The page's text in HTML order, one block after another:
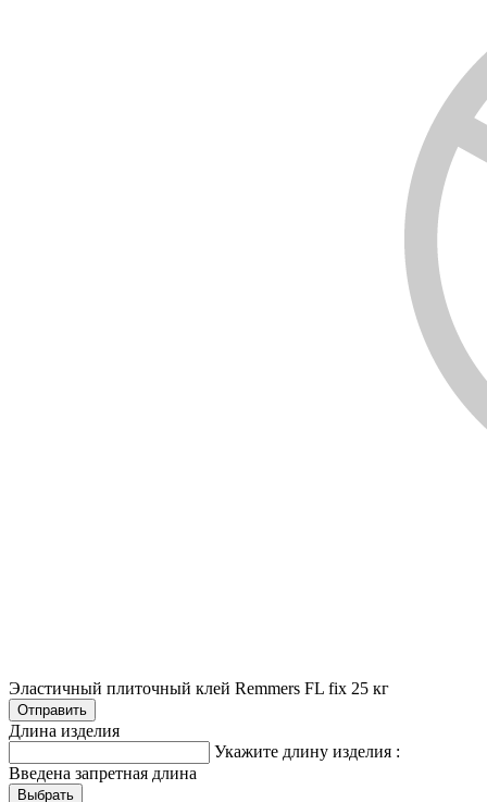
Эластичный плиточный клей Remmers FL fix 25 кг
Длина изделия
Укажите длину изделия :
Введена запретная длина